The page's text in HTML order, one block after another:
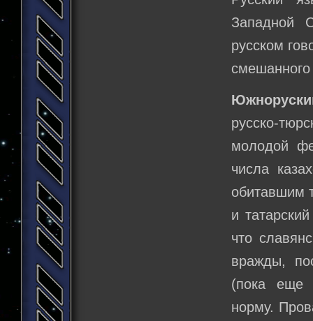
Западной
русском
русско-
молодой
числа
обитавшим
и
что
вражды,
(пока еще
норму.